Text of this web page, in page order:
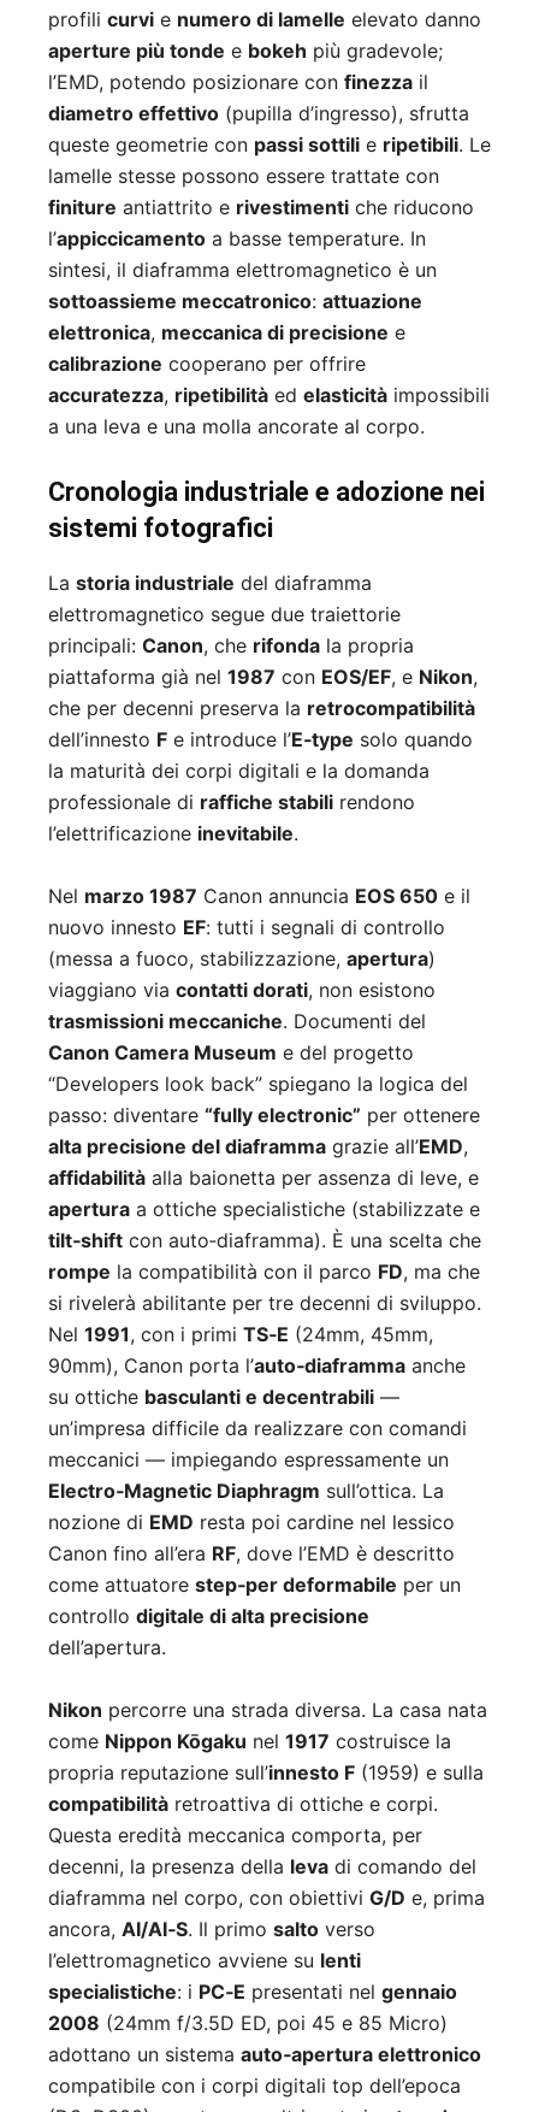
profili curvi e numero di lamelle elevato danno
aperture più tonde e bokeh più gradevole;
l’EMD, potendo posizionare con finezza il
diametro effettivo (pupilla d’ingresso), sfrutta
queste geometrie con passi sottili e ripetibili. Le
lamelle stesse possono essere trattate con
finiture antiattrito e rivestimenti che riducono
l’appiccicamento a basse temperature. In
sintesi, il diaframma elettromagnetico è un
sottoassieme meccatronico: attuazione
elettronica, meccanica di precisione e
calibrazione cooperano per offrire
accuratezza, ripetibilità ed elasticità impossibili
a una leva e una molla ancorate al corpo.
Cronologia industriale e adozione nei
sistemi fotografici
La storia industriale del diaframma
elettromagnetico segue due traiettorie
principali: Canon, che rifonda la propria
piattaforma già nel 1987 con EOS/EF, e Nikon,
che per decenni preserva la retrocompatibilità
dell’innesto F e introduce l’E‑type solo quando
la maturità dei corpi digitali e la domanda
professionale di raffiche stabili rendono
l’elettrificazione inevitabile.
Nel marzo 1987 Canon annuncia EOS 650 e il
nuovo innesto EF: tutti i segnali di controllo
(messa a fuoco, stabilizzazione, apertura)
viaggiano via contatti dorati, non esistono
trasmissioni meccaniche. Documenti del
Canon Camera Museum e del progetto
“Developers look back” spiegano la logica del
passo: diventare “fully electronic” per ottenere
alta precisione del diaframma grazie all’EMD,
affidabilità alla baionetta per assenza di leve, e
apertura a ottiche specialistiche (stabilizzate e
tilt‑shift con auto‑diaframma). È una scelta che
rompe la compatibilità con il parco FD, ma che
si rivelerà abilitante per tre decenni di sviluppo.
Nel 1991, con i primi TS‑E (24mm, 45mm,
90mm), Canon porta l’auto‑diaframma anche
su ottiche basculanti e decentrabili —
un’impresa difficile da realizzare con comandi
meccanici — impiegando espressamente un
Electro‑Magnetic Diaphragm sull’ottica. La
nozione di EMD resta poi cardine nel lessico
Canon fino all’era RF, dove l’EMD è descritto
come attuatore step‑per deformabile per un
controllo digitale di alta precisione
dell’apertura.
Nikon percorre una strada diversa. La casa nata
come Nippon Kōgaku nel 1917 costruisce la
propria reputazione sull’innesto F (1959) e sulla
compatibilità retroattiva di ottiche e corpi.
Questa eredità meccanica comporta, per
decenni, la presenza della leva di comando del
diaframma nel corpo, con obiettivi G/D e, prima
ancora, AI/AI‑S. Il primo salto verso
l’elettromagnetico avviene su lenti
specialistiche: i PC‑E presentati nel gennaio
2008 (24mm f/3.5D ED, poi 45 e 85 Micro)
adottano un sistema auto‑apertura elettronico
compatibile con i corpi digitali top dell’epoca